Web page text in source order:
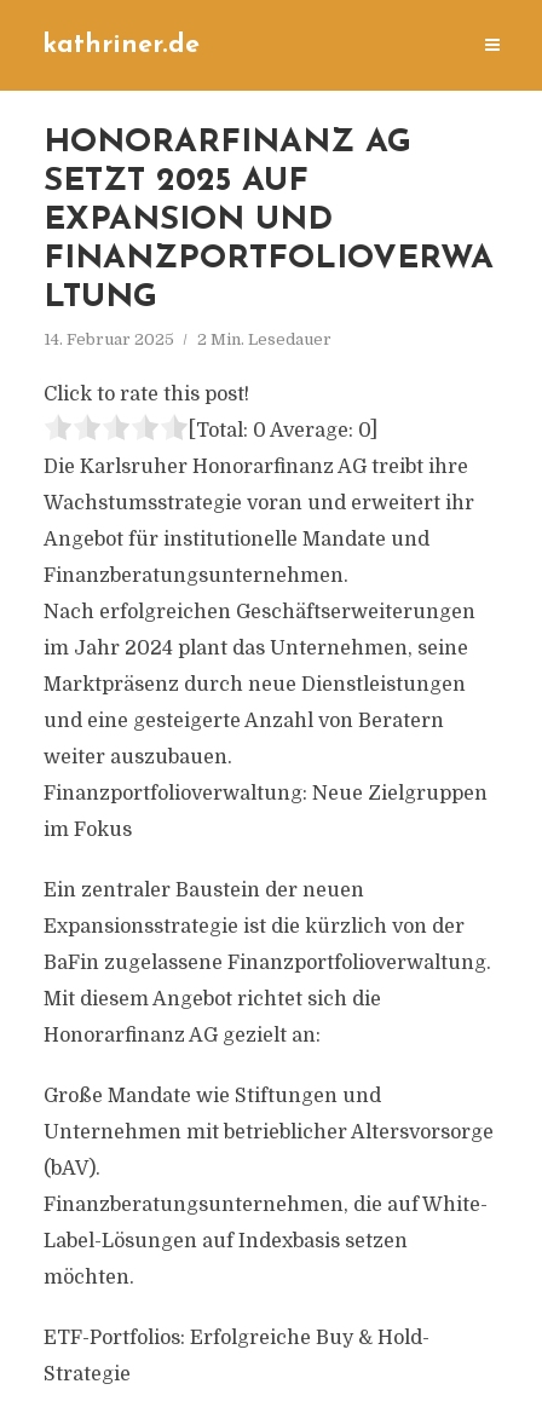
kathriner.de
HONORARFINANZ AG
SETZT 2025 AUF
EXPANSION UND
FINANZPORTFOLIOVERWA
LTUNG
14. Februar 2025 2 Min. Lesedauer
Click to rate this post!
[Total: 0 Average: 0]
Die Karlsruher Honorarfinanz AG treibt ihre
Wachstumsstrategie voran und erweitert ihr
Angebot für institutionelle Mandate und
Finanzberatungsunternehmen.
Nach erfolgreichen Geschäftserweiterungen
im Jahr 2024 plant das Unternehmen, seine
Marktpräsenz durch neue Dienstleistungen
und eine gesteigerte Anzahl von Beratern
weiter auszubauen.
Finanzportfolioverwaltung: Neue Zielgruppen
im Fokus
Ein zentraler Baustein der neuen
Expansionsstrategie ist die kürzlich von der
BaFin zugelassene Finanzportfolioverwaltung.
Mit diesem Angebot richtet sich die
Honorarfinanz AG gezielt an:
Große Mandate wie Stiftungen und
Unternehmen mit betrieblicher Altersvorsorge
(bAV).
Finanzberatungsunternehmen, die auf White-
Label-Lösungen auf Indexbasis setzen
möchten.
ETF-Portfolios: Erfolgreiche Buy & Hold-
Strategie